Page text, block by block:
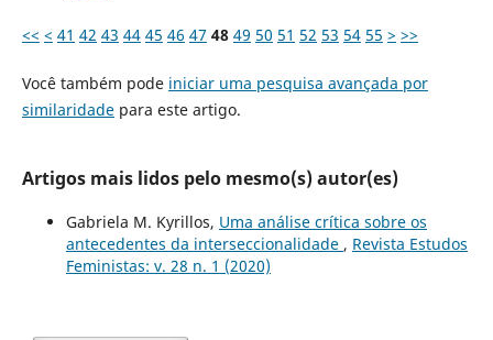
<< < 41 42 43 44 45 46 47 48 49 50 51 52 53 54 55 > >>
Você também pode iniciar uma pesquisa avançada por
similaridadepara este artigo.
Artigos mais lidos pelo mesmo(s) autor(es)
Gabriela M. Kyrillos, Uma análise crítica sobre os
antecedentes da interseccionalidade , Revista Estudos
Feministas: v. 28 n. 1 (2020)